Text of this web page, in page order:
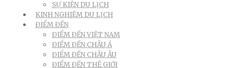
SỰ KIỆN DU LỊCH
KINH NGHIỆM DU LỊCH
ĐIỂM ĐẾN
ĐIỂM ĐẾN VIỆT NAM
ĐIỂM ĐẾN CHÂU Á
ĐIỂM ĐẾN CHÂU ÂU
ĐIỂM ĐẾN THẾ GIỚI